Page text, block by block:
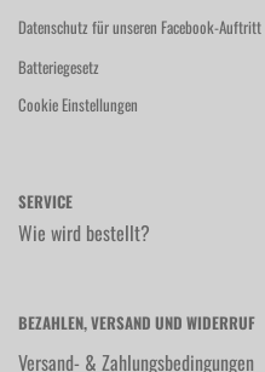
Datenschutz für unseren Facebook-Auftritt
Batteriegesetz
Cookie Einstellungen
SERVICE
Wie wird bestellt?
BEZAHLEN, VERSAND UND WIDERRUF
Versand- & Zahlungsbedingungen